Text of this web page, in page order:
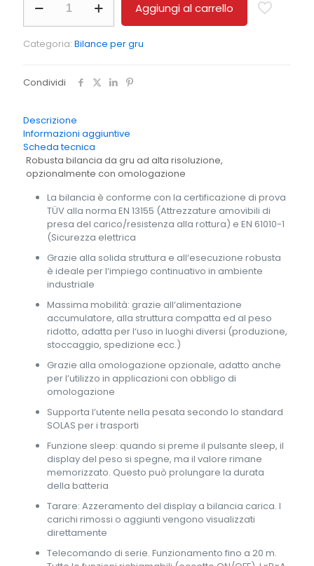
gru
HFD
4M
quantità
Aggiungi al carrello
Categoria: Bilance per gru
Condividi
Descrizione
Informazioni aggiuntive
Scheda tecnica
Robusta bilancia da gru ad alta risoluzione,
opzionalmente con omologazione
La bilancia è conforme con la certificazione di prova
TÜV alla norma EN 13155 (Attrezzature amovibili di
presa del carico/resistenza alla rottura) e EN 61010-1
(Sicurezza elettrica
Grazie alla solida struttura e all‘esecuzione robusta
è ideale per l‘impiego continuativo in ambiente
industriale
Massima mobilità: grazie all‘alimentazione
accumulatore, alla struttura compatta ed al peso
ridotto, adatta per l‘uso in luoghi diversi (produzione,
stoccaggio, spedizione ecc.)
Grazie alla omologazione opzionale, adatto anche
per l’utilizzo in applicazioni con obbligo di
omologazione
Supporta l’utente nella pesata secondo lo standard
SOLAS per i trasporti
Funzione sleep: quando si preme il pulsante sleep, il
display del peso si spegne, ma il valore rimane
memorizzato. Questo può prolungare la durata
della batteria
Tarare: Azzeramento del display a bilancia carica. I
carichi rimossi o aggiunti vengono visualizzati
direttamente
Telecomando di serie. Funzionamento fino a 20 m.